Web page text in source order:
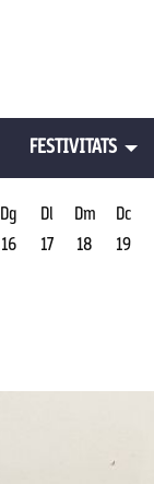
FESTIVITATS
Dg
16
Dl
17
Dm
18
Dc
19